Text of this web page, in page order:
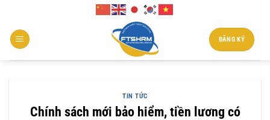
nội
dung
ĐĂNG KÝ
TIN TỨC
Chính sách mới bảo hiểm, tiền lương có